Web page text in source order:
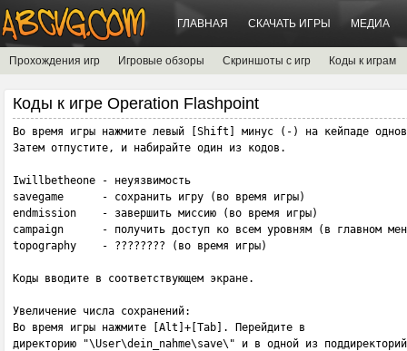
ГЛАВНАЯ СКАЧАТЬ ИГРЫ МЕДИА
Прохождения игр Игровые обзоры Скриншоты с игр Коды к играм
Коды к игре Operation Flashpoint
Во время игры нажмите левый [Shift] минус (-) на кейпаде
Затем отпустите, и набирайте один из кодов.
Iwillbetheone - неуязвимость
savegame      - сохранить игру (во время игры)
endmission    - завершить миссию (во время игры)
campaign      - получить доступ ко всем уровням (в главном
topography    - ???????? (во время игры)
Коды вводите в соответствующем экране.
Увеличение числа сохранений:
Во время игры нажмите [Alt]+[Tab]. Перейдите в
директорию "\User\dein_nahme\save\" и в одной из поддиректорий